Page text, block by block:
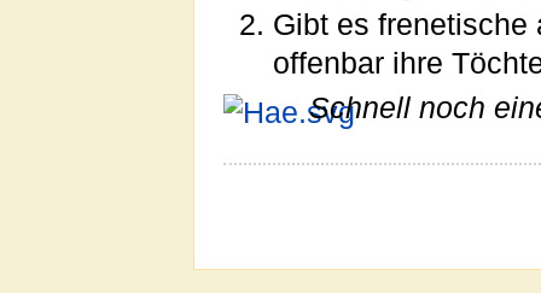
Gibt es frenetische
offenbar ihre
Schnell noch